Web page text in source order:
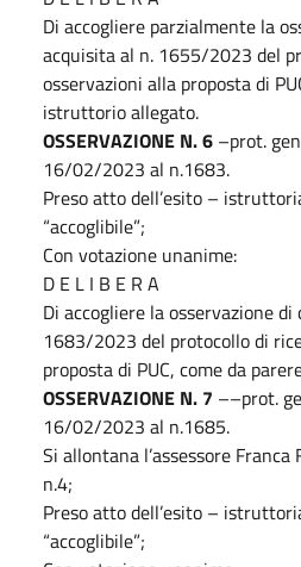
Di accogliere parzialmente la
acquisita al n. 1655/2023 del
osservazioni alla proposta di
istruttorio allegato.
OSSERVAZIONE N. 6 –prot.
16/02/2023 al n.1683.
Preso atto dell’esito –
“accoglibile”;
Con votazione unanime:
D E L I B E R A
Di accogliere la osservazione
1683/2023 del protocollo di
proposta di PUC, come da
OSSERVAZIONE N. 7 ––prot.
16/02/2023 al n.1685.
Si allontana l’assessore
n.4;
Preso atto dell’esito –
“accoglibile”;